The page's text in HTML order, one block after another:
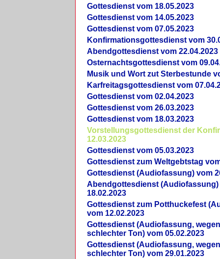
Gottesdienst vom 18.05.2023
Gottesdienst vom 14.05.2023
Gottesdienst vom 07.05.2023
Konfirmationsgottesdienst vom
Abendgottesdienst vom 22.04.2023
Osternachtsgottesdienst vom
Musik und Wort zut Sterbestunde
Karfreitagsgottesdienst vom
Gottesdienst vom 02.04.2023
Gottesdienst vom 26.03.2023
Gottesdienst vom 18.03.2023
Vorstellungsgottesdienst der
12.03.2023
Gottesdienst vom 05.03.2023
Gottesdienst zum Weltgebtstag
Gottesdienst (Audiofassung) vom
Abendgottesdienst (Audiofassung)
18.02.2023
Gottesdienst zum Potthuckefest
vom 12.02.2023
Gottesdienst (Audiofassung,
schlechter Ton) vom 05.02.2023
Gottesdienst (Audiofassung,
schlechter Ton) vom 29.01.2023